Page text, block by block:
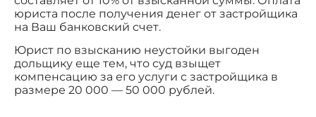
юриста после получения денег от застройщика
на Ваш банковский счет.
Юрист по взысканию неустойки выгоден
дольщику еще тем, что суд взыщет
компенсацию за его услуги с застройщика в
размере 20 000 — 50 000 рублей.